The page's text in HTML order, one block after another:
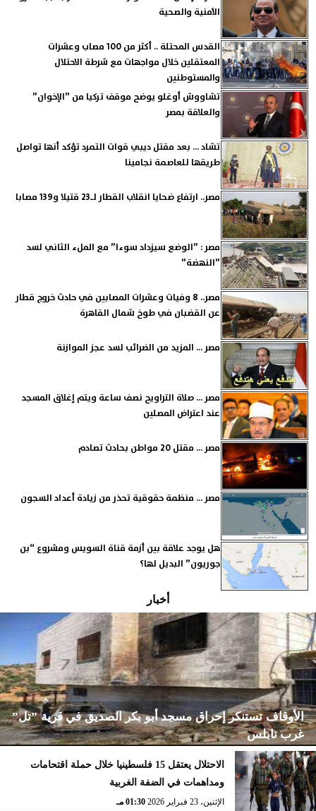
الأمنية والصحية
القدس المحتلة .. أكثر من 100 مصاب وعشرات
المعتقلين خلال مواجهات مع شرطة الاحتلال
والمستوطنين
تشاووش أوغلو يوضح موقف تركيا من ”الإخوان”
والعلاقة بمصر
تشاد ... بعد مقتل ديبي قوات التمرد تؤكد أنها تواصل
طريقها للعاصمة نجامينا
مصر.. ارتفاع ضحايا انقلاب القطار لـ23 قتيلا و139 مصابا
مصر : ”الوضع سيزداد سوءا” مع الملء الثاني لسد
”النهضة”
مصر.. 8 وفيات وعشرات المصابين في حادث خروج قطار
عن القضبان في طوخ شمال القاهرة
مصر ... المزيد من الضرائب لسد عجز الموازنة
مصر ... صلاة التراويح نصف ساعة ويتم إغلاق المسجد
عند اعتراض المصلين
مصر ... مقتل 20 مواطن بحادث تصادم
مصر ... منظمة حقوقية تحذر من زيادة أعداد السجون
هل يوجد علاقة بين أزمة قناة السويس ومشروع “بن
جوريون” البديل لها؟
أخبار
الأوقاف تستنكر إحراق مسجد أبو بكر الصديق في قرية ”تل”
غرب نابلس
الإثنين، 23 فبراير 2026 02:15 مـ
الاحتلال يعتقل 15 فلسطينيا خلال حملة اقتحامات
ومداهمات في الضفة الغربية
الإثنين، 23 فبراير 2026 01:30 مـ